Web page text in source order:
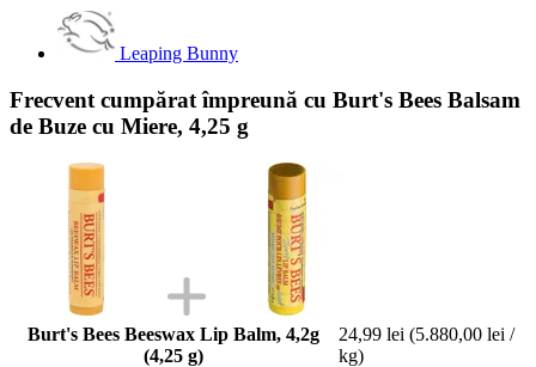
Leaping Bunny
Frecvent cumpărat împreună cu Burt's Bees Balsam
de Buze cu Miere, 4,25 g
Burt's Bees Beeswax Lip Balm, 4,2g
(4,25 g)
24,99 lei (5.880,00 lei /
kg)